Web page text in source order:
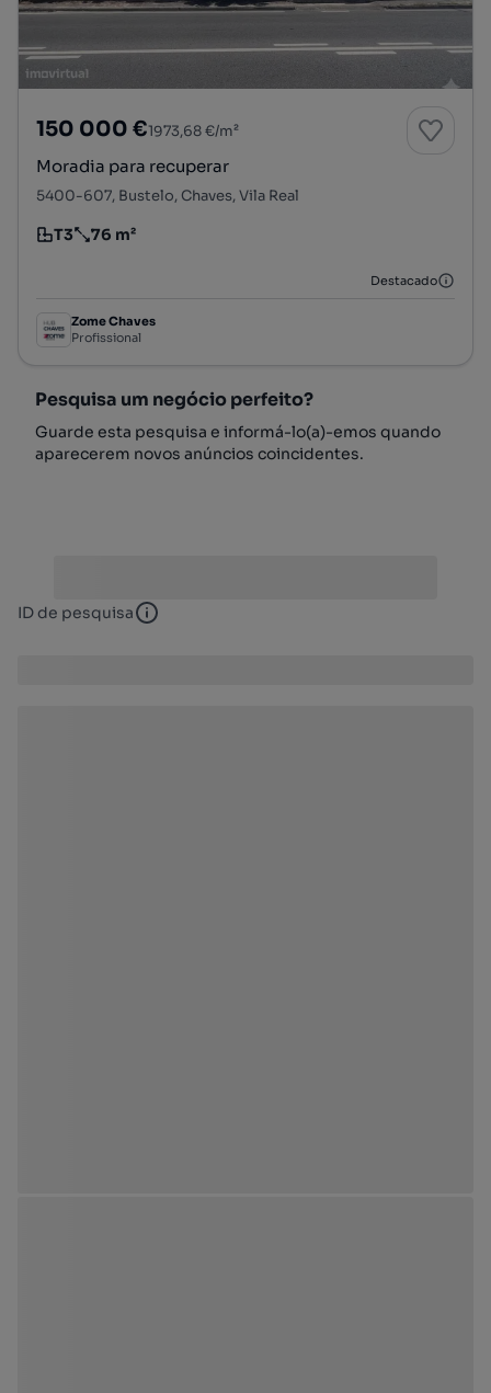
150 000 €1973,68 €/m²
Moradia para recuperar
5400-607, Bustelo, Chaves, Vila Real
Tipologia
T3
Preço por metro quadrado
76 m²
Destacado
Zome Chaves
Profissional
Pesquisa um negócio perfeito?
Guarde esta pesquisa e informá-lo(a)-emos quando
aparecerem novos anúncios coincidentes.
ID de pesquisa ID de pesquisa